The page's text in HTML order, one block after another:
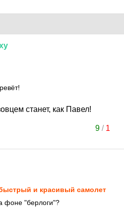
станет, как Павел!
9/ 1
и красивый самолет
фоне "берлоги"?